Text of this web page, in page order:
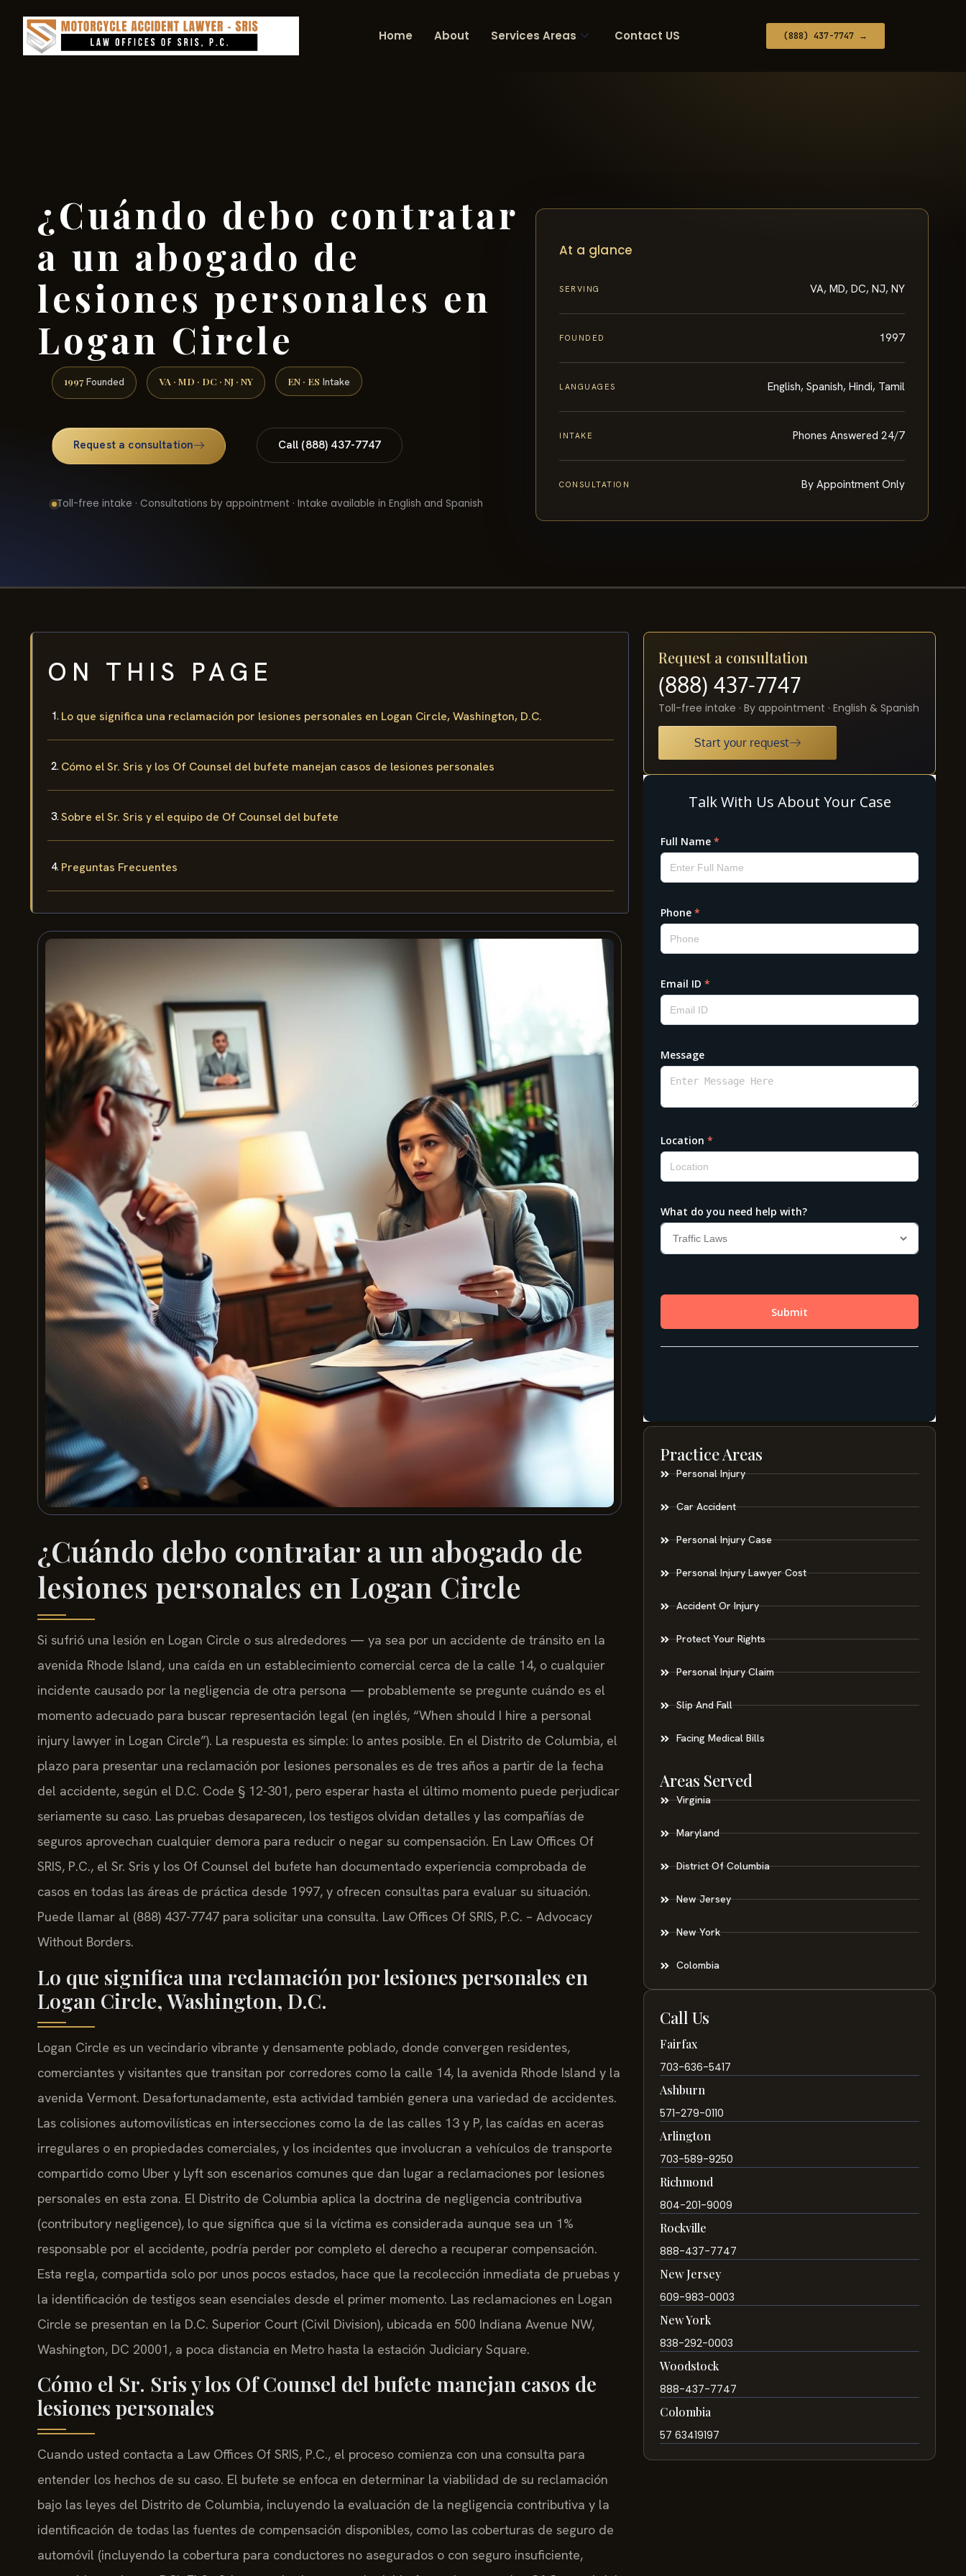
Home About Services Areas Contact US (888) 437-7747 →
¿Cuándo debo contratar
a un abogado de
lesiones personales en
Logan Circle
1997 Founded VA · MD · DC · NJ · NY EN · ES Intake
Request a consultation Call (888) 437-7747
Toll-free intake · Consultations by appointment · Intake available in English and Spanish
At a glance
SERVING VA, MD, DC, NJ, NY
FOUNDED 1997
LANGUAGES English, Spanish, Hindi, Tamil
INTAKE Phones Answered 24/7
CONSULTATION By Appointment Only
ON THIS PAGE
Lo que significa una reclamación por lesiones personales en Logan Circle, Washington, D.C.
Cómo el Sr. Sris y los Of Counsel del bufete manejan casos de lesiones personales
Sobre el Sr. Sris y el equipo de Of Counsel del bufete
Preguntas Frecuentes
¿Cuándo debo contratar a un abogado de
lesiones personales en Logan Circle
Si sufrió una lesión en Logan Circle o sus alrededores — ya sea por un accidente de tránsito en la
avenida Rhode Island, una caída en un establecimiento comercial cerca de la calle 14, o cualquier
incidente causado por la negligencia de otra persona — probablemente se pregunte cuándo es el
momento adecuado para buscar representación legal (en inglés, “When should I hire a personal
injury lawyer in Logan Circle”). La respuesta es simple: lo antes posible. En el Distrito de Columbia, el
plazo para presentar una reclamación por lesiones personales es de tres años a partir de la fecha
del accidente, según el D.C. Code § 12-301, pero esperar hasta el último momento puede perjudicar
seriamente su caso. Las pruebas desaparecen, los testigos olvidan detalles y las compañías de
seguros aprovechan cualquier demora para reducir o negar su compensación. En Law Offices Of
SRIS, P.C., el Sr. Sris y los Of Counsel del bufete han documentado experiencia comprobada de
casos en todas las áreas de práctica desde 1997, y ofrecen consultas para evaluar su situación.
Puede llamar al (888) 437-7747 para solicitar una consulta. Law Offices Of SRIS, P.C. – Advocacy
Without Borders.
Lo que significa una reclamación por lesiones personales en
Logan Circle, Washington, D.C.
Logan Circle es un vecindario vibrante y densamente poblado, donde convergen residentes,
comerciantes y visitantes que transitan por corredores como la calle 14, la avenida Rhode Island y la
avenida Vermont. Desafortunadamente, esta actividad también genera una variedad de accidentes.
Las colisiones automovilísticas en intersecciones como la de las calles 13 y P, las caídas en aceras
irregulares o en propiedades comerciales, y los incidentes que involucran a vehículos de transporte
compartido como Uber y Lyft son escenarios comunes que dan lugar a reclamaciones por lesiones
personales en esta zona. El Distrito de Columbia aplica la doctrina de negligencia contributiva
(contributory negligence), lo que significa que si la víctima es considerada aunque sea un 1%
responsable por el accidente, podría perder por completo el derecho a recuperar compensación.
Esta regla, compartida solo por unos pocos estados, hace que la recolección inmediata de pruebas y
la identificación de testigos sean esenciales desde el primer momento. Las reclamaciones en Logan
Circle se presentan en la D.C. Superior Court (Civil Division), ubicada en 500 Indiana Avenue NW,
Washington, DC 20001, a poca distancia en Metro hasta la estación Judiciary Square.
Cómo el Sr. Sris y los Of Counsel del bufete manejan casos de
lesiones personales
Cuando usted contacta a Law Offices Of SRIS, P.C., el proceso comienza con una consulta para
entender los hechos de su caso. El bufete se enfoca en determinar la viabilidad de su reclamación
bajo las leyes del Distrito de Columbia, incluyendo la evaluación de la negligencia contributiva y la
identificación de todas las fuentes de compensación disponibles, como las coberturas de seguro de
automóvil (incluyendo la cobertura para conductores no asegurados o con seguro insuficiente,
Request a consultation
(888) 437-7747
Toll-free intake · By appointment · English & Spanish
Start your request
Practice Areas
Personal Injury
Car Accident
Personal Injury Case
Personal Injury Lawyer Cost
Accident Or Injury
Protect Your Rights
Personal Injury Claim
Slip And Fall
Facing Medical Bills
Areas Served
Virginia
Maryland
District Of Columbia
New Jersey
New York
Colombia
Call Us
Fairfax
703-636-5417
Ashburn
571-279-0110
Arlington
703-589-9250
Richmond
804-201-9009
Rockville
888-437-7747
New Jersey
609-983-0003
New York
838-292-0003
Woodstock
888-437-7747
Colombia
57 63419197